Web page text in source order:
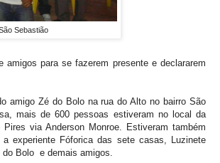
Sebastião
para se fazerem presente e declararem
amigo Zé do Bolo na rua do Alto no bairro São
mais de 600 pessoas estiveram no local da
via Anderson Monroe. Estiveram também
experiente Fóforica das sete casas, Luzinete
do Bolo e demais amigos.